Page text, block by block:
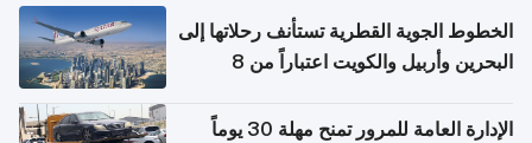
الخطوط الجوية القطرية تستأنف رحلاتها إلى
البحرين وأربيل والكويت اعتباراً من 8
الإدارة العامة للمرور تمنح مهلة 30 يوماً